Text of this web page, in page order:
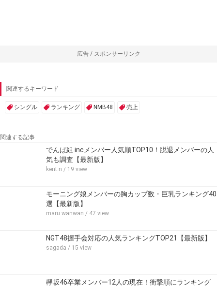
広告 / スポンサーリンク
関連するキーワード
シングル ランキング NMB48 売上
関連する記事
でんぱ組.incメンバー人気順TOP10！脱退メンバーの人
気も調査【最新版】
kent.n / 19 view
モーニング娘メンバーの胸カップ数・巨乳ランキング40
選【最新版】
maru.wanwan / 47 view
NGT48握手会対応の人気ランキングTOP21【最新版】
sagada / 15 view
欅坂46卒業メンバー12人の現在！衝撃順にランキング